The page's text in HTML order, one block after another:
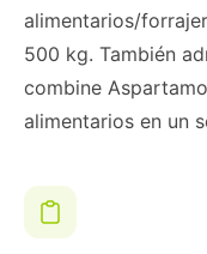
alimentarios/
500 kg. También
combine
alimentarios en un